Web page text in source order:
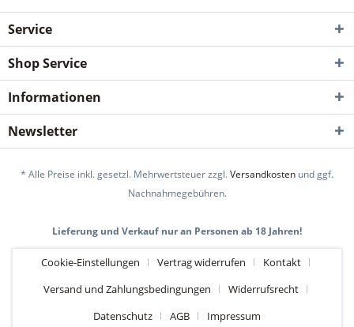
Service
Shop Service
Informationen
Newsletter
* Alle Preise inkl. gesetzl. Mehrwertsteuer zzgl.Versandkosten und ggf.
Nachnahmegebühren.
Lieferung und Verkauf nur an Personen ab 18 Jahren!
Cookie-Einstellungen Vertrag widerrufen
Kontakt
Versand und Zahlungsbedingungen
Widerrufsrecht
Datenschutz
AGB Impressum